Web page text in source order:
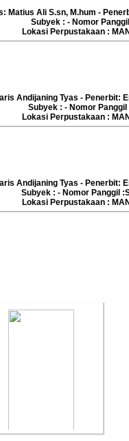
Matius Ali S.sn, M.hum -
Subyek : - Nomor
Lokasi Perpustakaan :
Andijaning Tyas - Penerbit:
Subyek : - Nomor Panggil
Lokasi Perpustakaan :
Andijaning Tyas - Penerbit:
Subyek : - Nomor Panggil
Lokasi Perpustakaan :
Pendidikan Jasmani
Olahraga Dan